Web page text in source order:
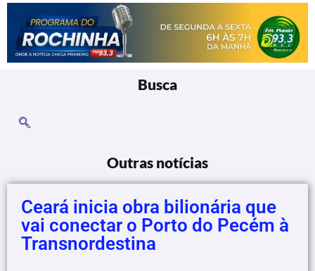
Busca
Outras notícias
Ceará inicia obra bilionária que
vai conectar o Porto do Pecém à
Transnordestina